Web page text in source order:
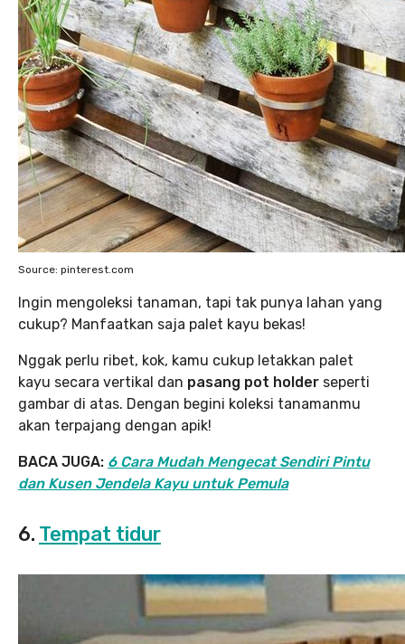
Source: pinterest.com
Ingin mengoleksi tanaman, tapi tak punya lahan yang
cukup? Manfaatkan saja palet kayu bekas!
Nggak perlu ribet, kok, kamu cukup letakkan palet
kayu secara vertikal dan pasang pot holder seperti
gambar di atas. Dengan begini koleksi tanamanmu
akan terpajang dengan apik!
BACA JUGA: 6 Cara Mudah Mengecat Sendiri Pintu
dan Kusen Jendela Kayu untuk Pemula
6. Tempat tidur